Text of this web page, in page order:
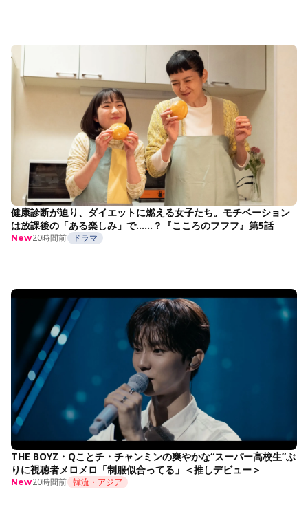
健康診断が迫り、ダイエットに燃える女子たち。モチベーション
は放課後の「ある楽しみ」で……？『こころのフフフ』第5話
New20時間前 ドラマ
THE BOYZ・Qことチ・チャンミンの爽やかな“スーパー高校生”ぶ
りに視聴者メロメロ「制服似合ってる」＜推しデビュー＞
New20時間前 韓流・アジア